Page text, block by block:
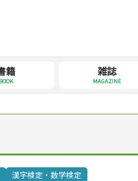
籍
BOOK
雑誌
MAGAZINE
漢字検定・数学検定